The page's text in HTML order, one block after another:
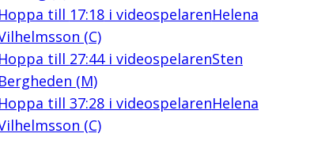
Hoppa till 17:18i videospelarenHelena
(C)
Hoppa till 27:44i videospelarenSten
Bergheden (M)
Hoppa till 37:28i videospelarenHelena
(C)